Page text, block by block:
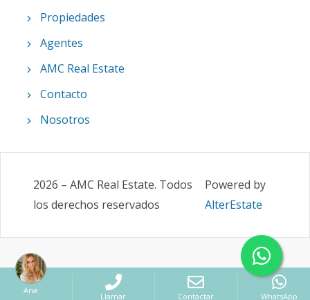
Ana
Llamar Contactar WhatsApp
Propiedades
Agentes
AMC Real Estate
Contacto
Nosotros
2026 – AMC Real Estate. Todos
los derechos reservados
Powered by
AlterEstate